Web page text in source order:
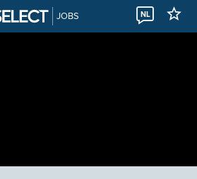
JOBS NL